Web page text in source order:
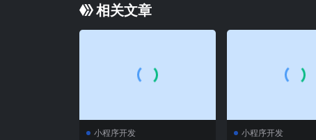
相关文章
小程序开发 小程序开发